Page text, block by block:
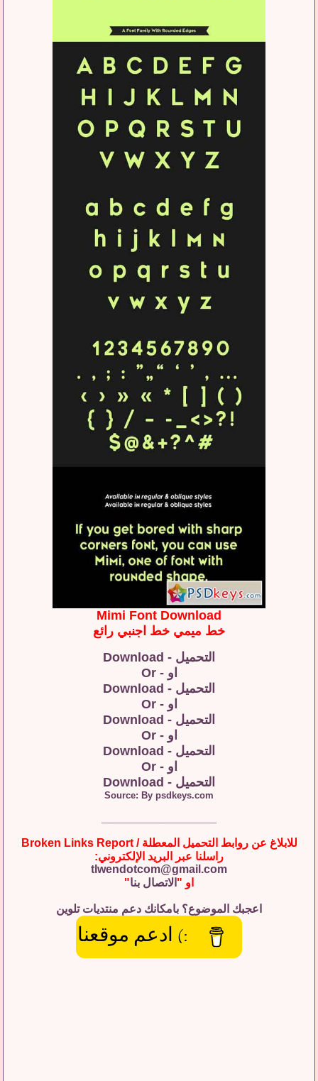
Mimi Font Download
خط ميمي خط اجنبي رائع
التحميل - Download
او - Or
التحميل - Download
او - Or
التحميل - Download
او - Or
التحميل - Download
او - Or
التحميل - Download
Source: By psdkeys.com
للابلاغ عن روابط التحميل المعطلة / Broken Links Report
راسلنا عبر البريد الإلكتروني:
tlwendotcom@gmail.com
او " الاتصال بنا"
اعجبك الموضوع؟ بامكانك دعم منتديات تلوين
:) ادعم موقعنا